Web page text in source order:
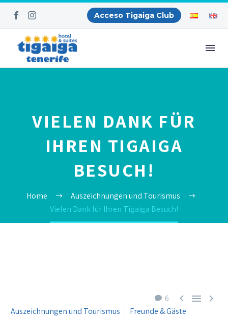
Acceso Tigaiga Club
VIELEN DANK FÜR
IHREN TIGAIGA
BESUCH!
Home
Auszeichnungen und Tourismus
Vielen Dank für Ihren Tigaiga Besuch!
6   
Auszeichnungen und Tourismus
Freunde & Gäste